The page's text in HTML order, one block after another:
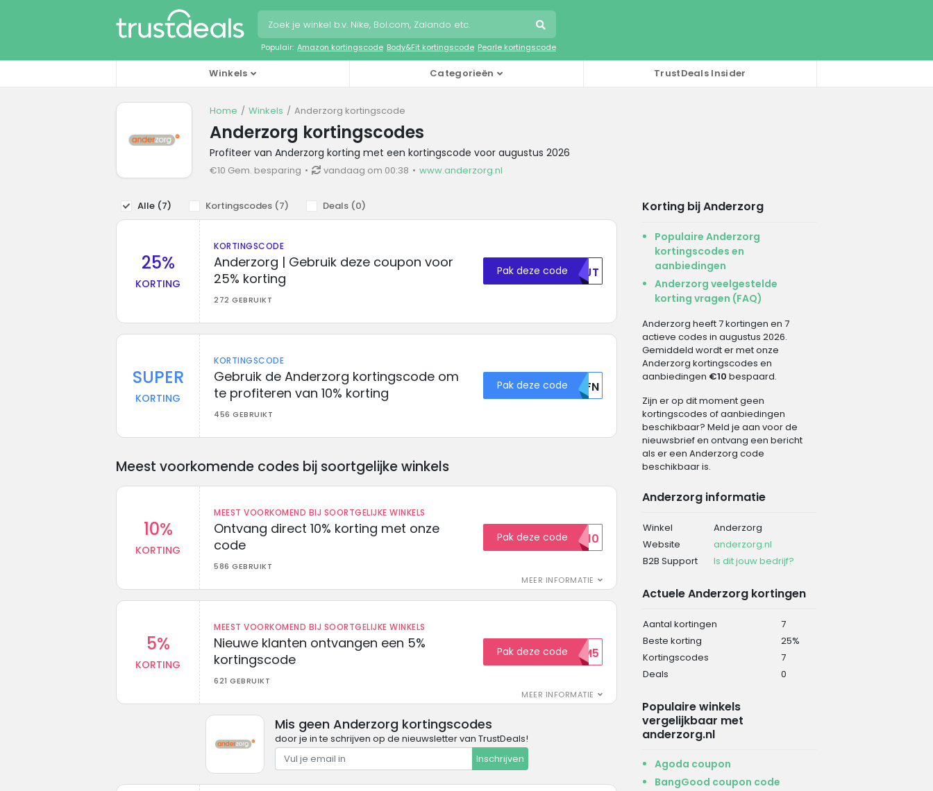
Populair: Amazon kortingscode Body&Fit kortingscode Pearle kortingscode
Winkels Categorieën TrustDeals Insider
Home Winkels Anderzorg kortingscode
Anderzorg kortingscodes
Profiteer van Anderzorg korting met een kortingscode voor augustus 2026
€10 Gem. besparing vandaag om 00:38 www.anderzorg.nl
Alle (7) Kortingscodes (7) Deals (0)
25%
KORTING
KORTINGSCODE
Anderzorg | Gebruik deze coupon voor
25% korting
272 GEBRUIKT
Pak deze code NTJT
SUPER
KORTING
KORTINGSCODE
Gebruik de Anderzorg kortingscode om
te profiteren van 10% korting
456 GEBRUIKT
Pak deze code U0FN
Meest voorkomende codes bij soortgelijke winkels
10%
KORTING
MEEST VOORKOMEND BIJ SOORTGELIJKE WINKELS
Ontvang direct 10% korting met onze
code
586 GEBRUIKT
MEER INFORMATIE
Pak deze codeEXTRA10
5%
KORTING
MEEST VOORKOMEND BIJ SOORTGELIJKE WINKELS
Nieuwe klanten ontvangen een 5%
kortingscode
621 GEBRUIKT
MEER INFORMATIE
Pak deze codeWELKOM5
Mis geen Anderzorg kortingscodes
door je in te schrijven op de nieuwsletter van TrustDeals!
Inschrijven
Korting bij Anderzorg
Populaire Anderzorg
kortingscodes en
aanbiedingen
Anderzorg veelgestelde
korting vragen (FAQ)
Anderzorg heeft 7 kortingen en 7
actieve codes in augustus 2026.
Gemiddeld wordt er met onze
Anderzorg kortingscodes en
aanbiedingen €10 bespaard.
Zijn er op dit moment geen
kortingscodes of aanbiedingen
beschikbaar? Meld je aan voor de
nieuwsbrief en ontvang een bericht
als er een Anderzorg code
beschikbaar is.
Anderzorg informatie
Winkel
Anderzorg
Website
anderzorg.nl
B2B Support
Is dit jouw bedrijf?
Actuele Anderzorg kortingen
Aantal kortingen
7
Beste korting
25%
Kortingscodes
7
Deals
0
Populaire winkels
vergelijkbaar met
anderzorg.nl
Agoda coupon
BangGood coupon code